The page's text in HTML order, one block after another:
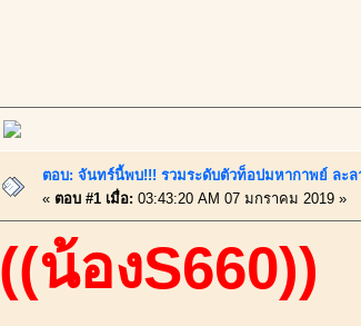
ตอบ: จันทร์นี้พบ!!! รวมระดับตัวท็อปมหากาพย์ ละ
« ตอบ #1 เมื่อ: 03:43:20 AM 07 มกราคม 2019 »
((น้องS660))